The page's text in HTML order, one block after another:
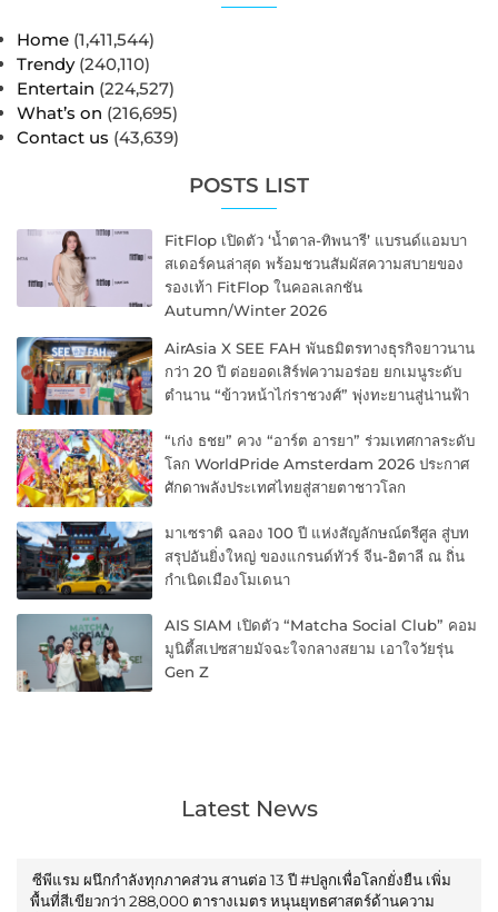
Home (1,411,544)
Trendy (240,110)
Entertain (224,527)
What’s on (216,695)
Contact us (43,639)
POSTS LIST
FitFlop เปิดตัว ‘น้ำตาล-ทิพนารี’ แบรนด์แอมบา
สเดอร์คนล่าสุด พร้อมชวนสัมผัสความสบายของ
รองเท้า FitFlop ในคอลเลกชัน
Autumn/Winter 2026
AirAsia X SEE FAH พันธมิตรทางธุรกิจยาวนาน
กว่า 20 ปี ต่อยอดเสิร์ฟความอร่อย ยกเมนูระดับ
ตำนาน “ข้าวหน้าไก่ราชวงศ์” พุ่งทะยานสู่น่านฟ้า
“เก่ง ธชย” ควง “อาร์ต อารยา” ร่วมเทศกาลระดับ
โลก WorldPride Amsterdam 2026 ประกาศ
ศักดาพลังประเทศไทยสู่สายตาชาวโลก
มาเซราติ ฉลอง 100 ปี แห่งสัญลักษณ์ตรีศูล สู่บท
สรุปอันยิ่งใหญ่ ของแกรนด์ทัวร์ จีน-อิตาลี ณ ถิ่น
กำเนิดเมืองโมเดนา
AIS SIAM เปิดตัว “Matcha Social Club” คอม
มูนิตี้สเปซสายมัจฉะใจกลางสยาม เอาใจวัยรุ่น
Gen Z
Latest News
ซีพีแรม ผนึกกำลังทุกภาคส่วน สานต่อ 13 ปี #ปลูกเพื่อโลกยั่งยืน เพิ่ม
พื้นที่สีเขียวกว่า 288,000 ตารางเมตร หนุนยุทธศาสตร์ด้านความ